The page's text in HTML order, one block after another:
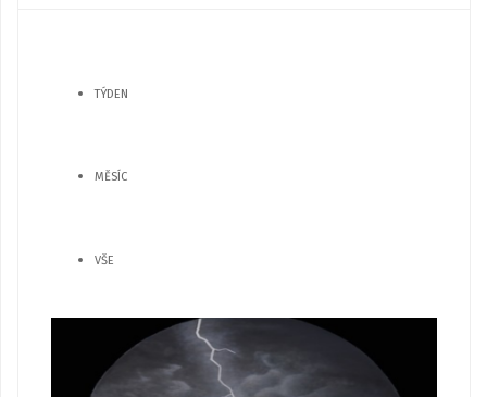
TÝDEN
MĚSÍC
VŠE